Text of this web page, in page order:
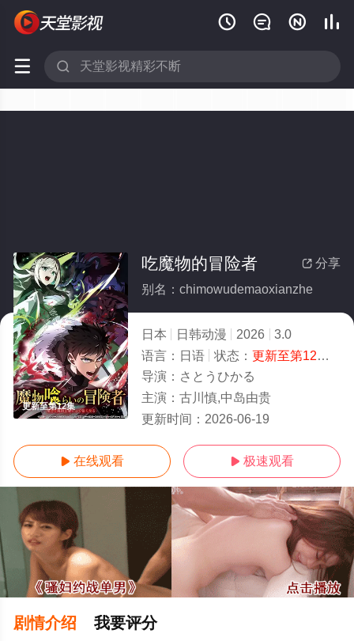
   
 
更新至第12集
 分享
吃魔物的冒险者
别名：chimowudemaoxianzhe
日本 日韩动漫 2026
3.0
语言： 日语 状态： 更新至第12集
导演： さとうひかる
主演： 古川慎,中岛由贵
更新时间： 2026-06-19
 在线观看  极速观看
剧情介绍 我要评分